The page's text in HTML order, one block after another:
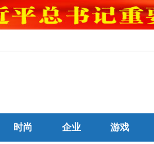
时尚 企业 游戏